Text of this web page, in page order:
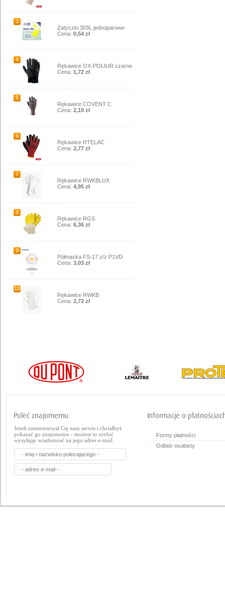
3
Zatyczki 303L jednoparowe
Cena: 0,54 zł
4
Rękawice OX-POLIUR czarne
Cena: 1,72 zł
5
Rękawice COVENT C
Cena: 2,10 zł
6
Rękawice RTELAC
Cena: 2,77 zł
7
Rękawice RWKBLUX
Cena: 4,95 zł
8
Rękawice RGS
Cena: 6,36 zł
9
Półmaska FS-17 z/z P1VD
Cena: 3,03 zł
10
Rękawice RWKB
Cena: 2,72 zł
Jeżeli zainteresował Cię nasz serwis i chciałbyś
pokazać go znajomemu - możesz to zrobić
wysyłając wiadomosć na jego adres e-mail
Formy płatności
Odbiór osobisty